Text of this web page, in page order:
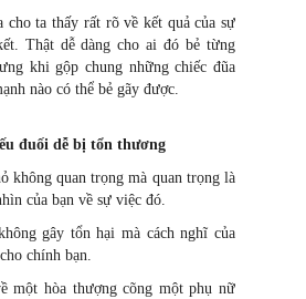
cho ta thấy rất rõ về kết quả của sự
Thật dễ dàng cho ai đó bẻ từng
khi gộp chung những chiếc đũa
nào có thể bẻ gãy được.
đuối dễ bị tổn thương
không quan trọng mà quan trọng là
của bạn về sự việc đó.
gây tổn hại mà cách nghĩ của
chính bạn.
một hòa thượng cõng một phụ nữ